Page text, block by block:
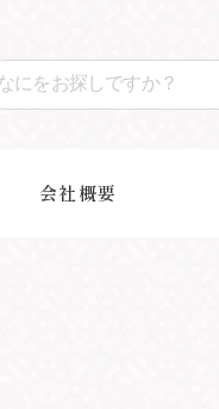
会社概要